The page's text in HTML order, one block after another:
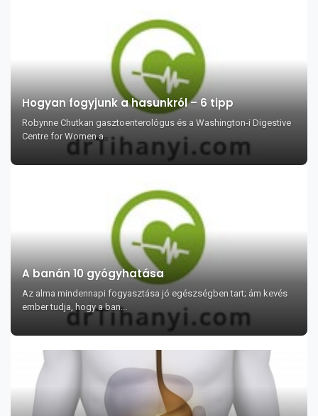
Hogyan fogyjunk a hasunkról – 6 tipp
Robynne Chutkan gasztoenterológus és a Washington-i Digestive
Centre for Women a...
A banán 10 gyógyhatása
Az alma mindennapi fogyasztása jó egészségben tart; ám kevés
ember tudja, hogy a ban...